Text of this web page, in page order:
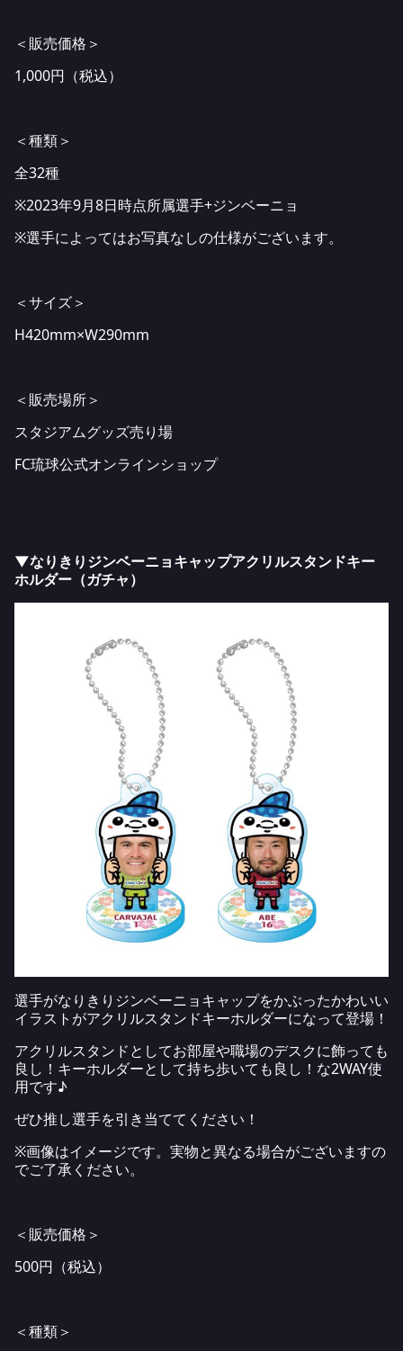
＜販売価格＞
1,000円（税込）
＜種類＞
全32種
※2023年9月8日時点所属選手+ジンベーニョ
※選手によってはお写真なしの仕様がございます。
＜サイズ＞
H420mm×W290mm
＜販売場所＞
スタジアムグッズ売り場
FC琉球公式オンラインショップ
▼なりきりジンベーニョキャップアクリルスタンドキー
ホルダー（ガチャ）
選手がなりきりジンベーニョキャップをかぶったかわいい
イラストがアクリルスタンドキーホルダーになって登場！
アクリルスタンドとしてお部屋や職場のデスクに飾っても
良し！キーホルダーとして持ち歩いても良し！な2WAY使
用です♪
ぜひ推し選手を引き当ててください！
※画像はイメージです。実物と異なる場合がございますの
でご了承ください。
＜販売価格＞
500円（税込）
＜種類＞